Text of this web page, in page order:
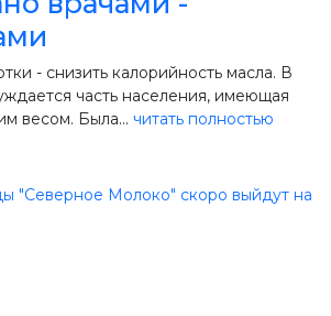
2-10-14
отделов
- снизить калорийность масла. В
часть населения, имеющая
весом. Была... читать полностью